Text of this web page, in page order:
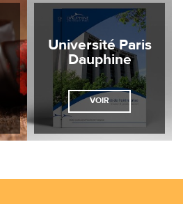
Université Paris
Dauphine
VOIR